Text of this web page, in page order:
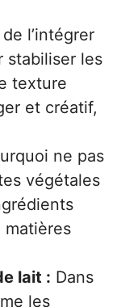
l’intégrer
stabiliser les
texture
et créatif,
ne pas
végétales
matières
lait : Dans
les